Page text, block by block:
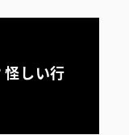
しい行